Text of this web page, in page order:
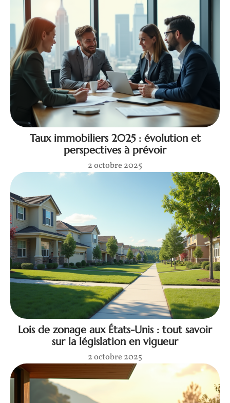
Taux immobiliers 2025 : évolution et
perspectives à prévoir
2 octobre 2025
Lois de zonage aux États-Unis : tout savoir
sur la législation en vigueur
2 octobre 2025